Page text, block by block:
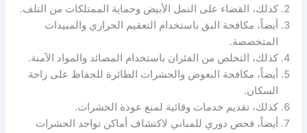
كذلك، القضاء على النمل الأبيض وحماية الممتلكات من التلف.
أيضاً، مكافحة البق باستخدام التعقيم الحراري والمبيدات
المتخصصة.
كذلك، التخلص من الفئران باستخدام المصائد والمواد الآمنة.
أيضاً، مكافحة البعوض والحشرات الطائرة للحفاظ على راحة
السكان.
كذلك، تقديم خدمات وقائية لمنع عودة الحشرات.
أيضاً، فحص دوري للمباني لاكتشاف أماكن تواجد الحشرات